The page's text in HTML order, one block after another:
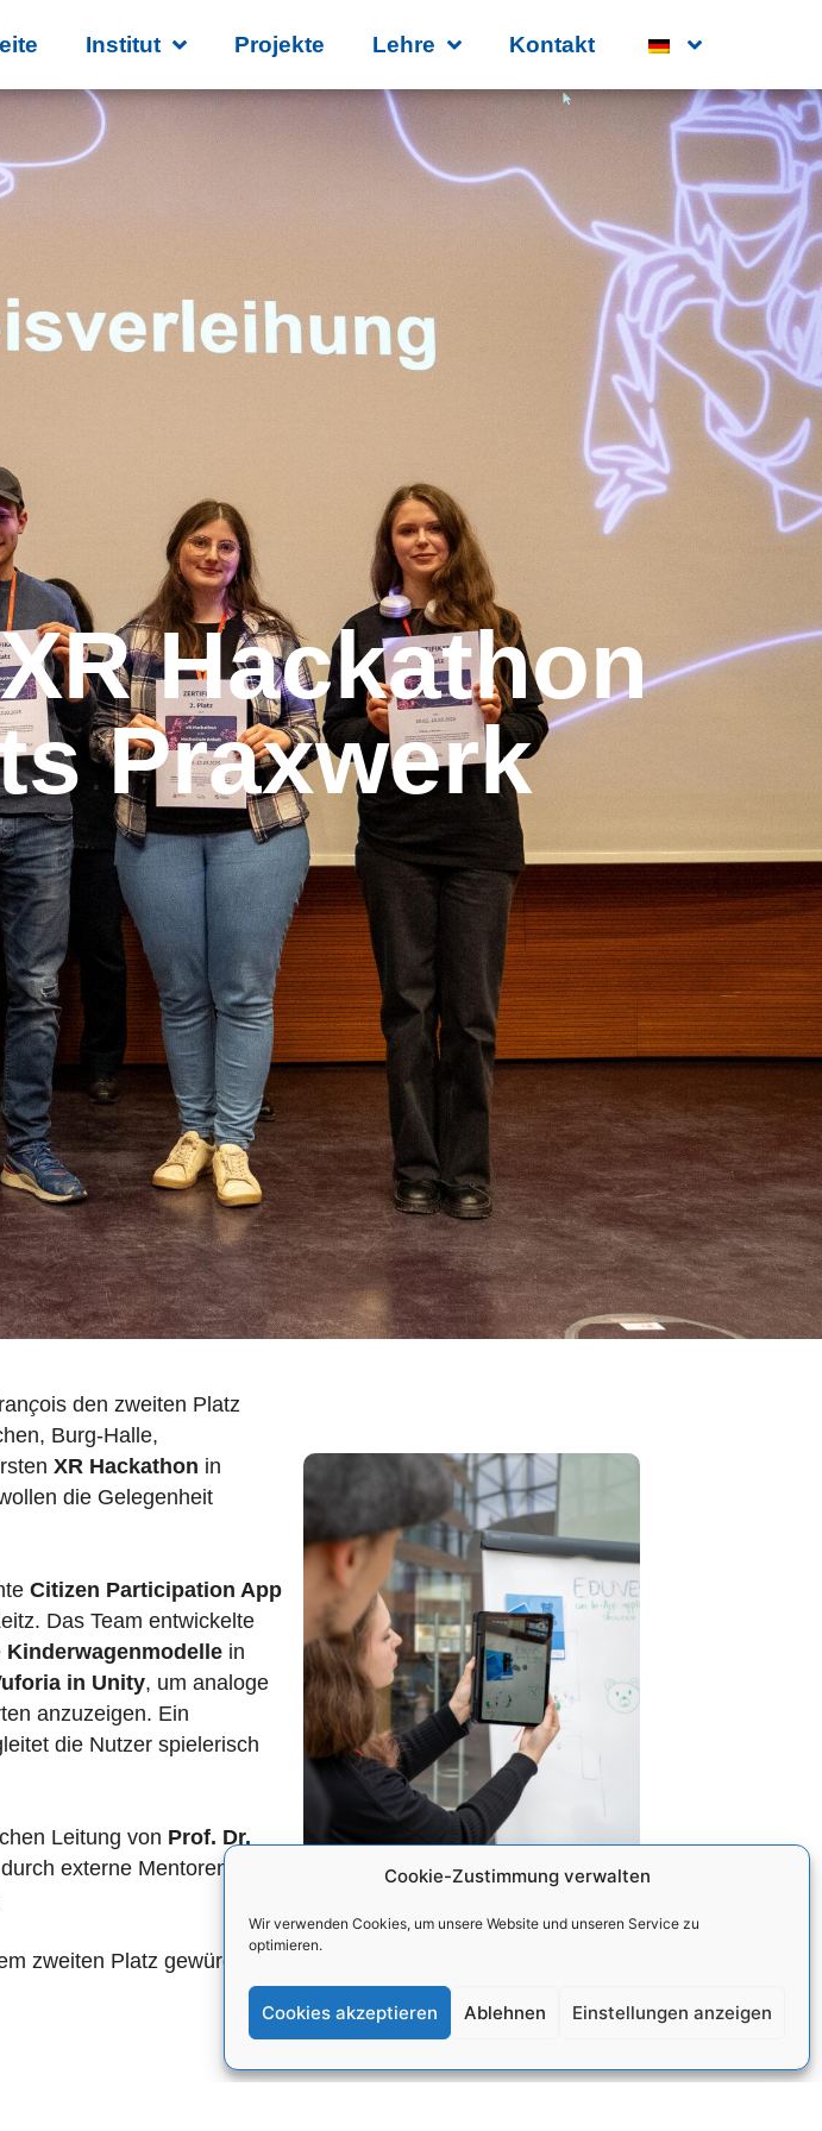
Cookie-Zustimmung verwalten
Wir verwenden Cookies, um unsere Website und unseren Service zu
optimieren.
Cookies akzeptieren Ablehnen Einstellungen anzeigen
Institut Projekte Lehre Kontakt
Hackathon
Praxwerk
çois den zweiten Platz
Burg-Halle,
XR Hackathon in
die Gelegenheit
Citizen Participation App
Das Team entwickelte
Kinderwagenmodelle in
in Unity, um analoge
anzuzeigen. Ein
die Nutzer spielerisch
Leitung von Prof. Dr.
externe Mentoren. Die
zweiten Platz gewürdigt